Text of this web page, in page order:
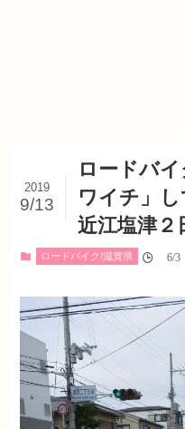
ロードバ
ワイチ」
近江塩津２
2019
9/13
ロードバイク/滋賀県 06/